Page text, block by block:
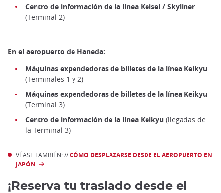
Centro de información de la línea Keisei / Skyliner
(Terminal 2)
En el aeropuerto de Haneda:
Máquinas expendedoras de billetes de la línea Keikyu
(Terminales 1 y 2)
Máquinas expendedoras de billetes de la línea Keikyu
(Terminal 3)
Centro de información de la línea Keikyu (llegadas de
la Terminal 3)
VÉASE TAMBIÉN: //CÓMO DESPLAZARSE DESDE EL AEROPUERTO EN
JAPÓN
¡Reserva tu traslado desde el